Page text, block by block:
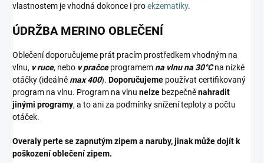
vlastnostem je vhodná dokonce i proekzematiky.
ÚDRŽBA MERINO OBLEČENÍ
Oblečení doporučujeme prát pracím prostředkem vhodným na
vlnu, v ruce, nebo v pračceprogramemna vlnu na 30°Cna nízké
otáčky (ideálněmax 400). Doporučujeme používat certifikovaný
program na vlnu. Program na vlnu nelze bezpečněnahradit
jinými programy, a to ani za podmínky snížení teploty a počtu
otáček.
Overaly perte se zapnutým zipem a naruby, jinak může dojít k
poškození oblečení zipem.